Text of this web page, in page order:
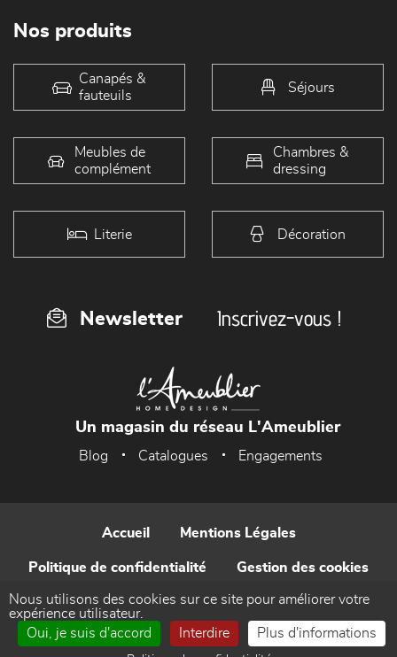
Nos produits
Canapés &
fauteuils
Séjours
Meubles de
complément
Chambres &
dressing
Literie Décoration
Newsletter Inscrivez-vous !
Un magasin du réseau L'Ameublier
Blog Catalogues Engagements
Accueil Mentions Légales
Politique de confidentialité Gestion des cookies
Contact
Nous utilisons des cookies sur ce site pour améliorer votre
expérience utilisateur.
Oui, je suis d'accord
Interdire Plus d'informations